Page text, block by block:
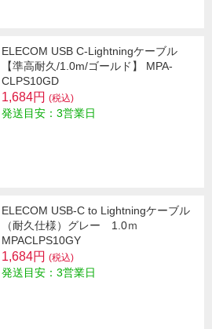
ELECOM USB C-Lightningケーブル
【準高耐久/1.0m/ゴールド】 MPA-
CLPS10GD
1,684円 (税込)
発送目安：3営業日
ELECOM USB-C to Lightningケーブル
（耐久仕様）グレー 1.0ｍ
MPACLPS10GY
1,684円 (税込)
発送目安：3営業日